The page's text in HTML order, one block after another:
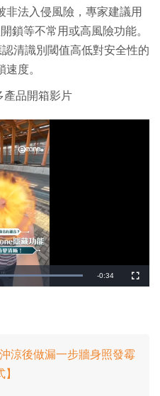
非法入侵風險，專家建議用
鎖等不常用或高風險功能。
認清識別閾值高低對安全性的
度。
產品開箱影片
載
入
0
%
剩
-0:34
全
螢
涼後做漏一步牆身照發霉